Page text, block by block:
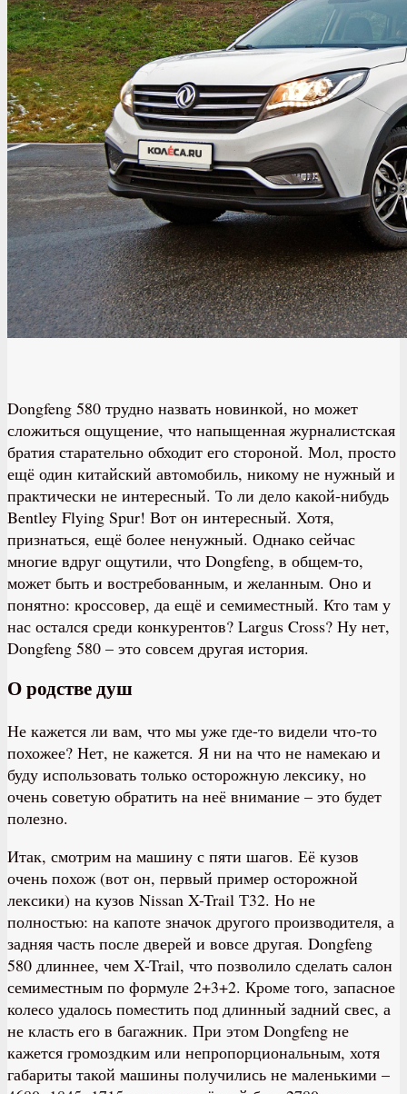
Dongfeng 580 трудно назвать новинкой, но может
сложиться ощущение, что напыщенная журналистская
братия старательно обходит его стороной. Мол, просто
ещё один китайский автомобиль, никому не нужный и
практически не интересный. То ли дело какой-нибудь
Bentley Flying Spur! Вот он интересный. Хотя,
признаться, ещё более ненужный. Однако сейчас
многие вдруг ощутили, что Dongfeng, в общем-то,
может быть и востребованным, и желанным. Оно и
понятно: кроссовер, да ещё и семиместный. Кто там у
нас остался среди конкурентов? Largus Cross? Ну нет,
Dongfeng 580 – это совсем другая история.
О родстве душ
Не кажется ли вам, что мы уже где-то видели что-то
похожее? Нет, не кажется. Я ни на что не намекаю и
буду использовать только осторожную лексику, но
очень советую обратить на неё внимание – это будет
полезно.
Итак, смотрим на машину с пяти шагов. Её кузов
очень похож (вот он, первый пример осторожной
лексики) на кузов Nissan X-Trail Т32. Но не
полностью: на капоте значок другого производителя, а
задняя часть после дверей и вовсе другая. Dongfeng
580 длиннее, чем X-Trail, что позволило сделать салон
семиместным по формуле 2+3+2. Кроме того, запасное
колесо удалось поместить под длинный задний свес, а
не класть его в багажник. При этом Dongfeng не
кажется громоздким или непропорциональным, хотя
габариты такой машины получились не маленькими –